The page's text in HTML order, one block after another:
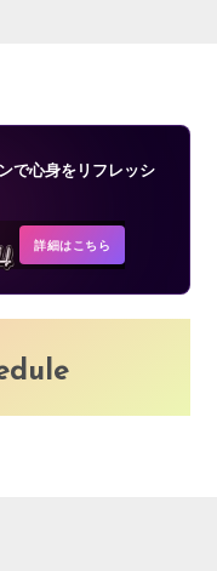
で心身をリフレッシ
詳細はこちら